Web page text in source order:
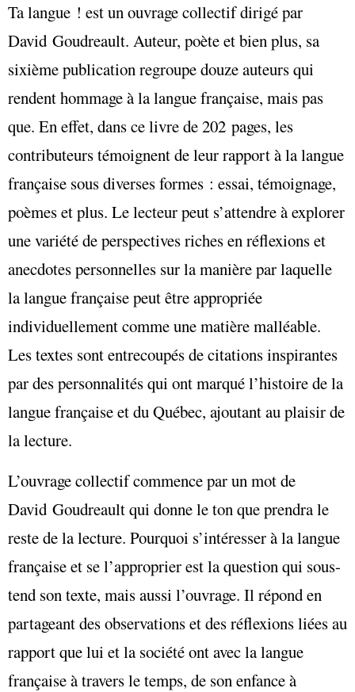
Ta langue ! est un ouvrage collectif dirigé par
David Goudreault. Auteur, poète et bien plus, sa
sixième publication regroupe douze auteurs qui
rendent hommage à la langue française, mais pas
que. En effet, dans ce livre de 202 pages, les
contributeurs témoignent de leur rapport à la langue
française sous diverses formes : essai, témoignage,
poèmes et plus. Le lecteur peut s’attendre à explorer
une variété de perspectives riches en réflexions et
anecdotes personnelles sur la manière par laquelle
la langue française peut être appropriée
individuellement comme une matière malléable.
Les textes sont entrecoupés de citations inspirantes
par des personnalités qui ont marqué l’histoire de la
langue française et du Québec, ajoutant au plaisir de
la lecture.
L’ouvrage collectif commence par un mot de
David Goudreault qui donne le ton que prendra le
reste de la lecture. Pourquoi s’intéresser à la langue
française et se l’approprier est la question qui sous-
tend son texte, mais aussi l’ouvrage. Il répond en
partageant des observations et des réflexions liées au
rapport que lui et la société ont avec la langue
française à travers le temps, de son enfance à